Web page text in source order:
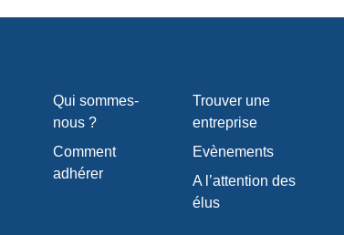
Qui sommes-
nous ?
Comment
adhérer
Trouver une
entreprise
Evènements
A l’attention des
élus